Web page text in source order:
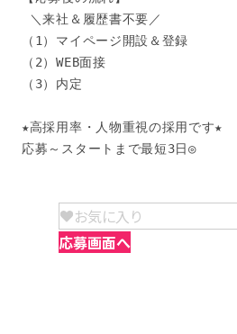
＼来社＆履歴書不要／
（1）マイページ開設＆登録
（2）WEB面接
（3）内定
★高採用率・人物重視の採用です★
応募～スタートまで最短3日◎
お気に入り
応募画面へ